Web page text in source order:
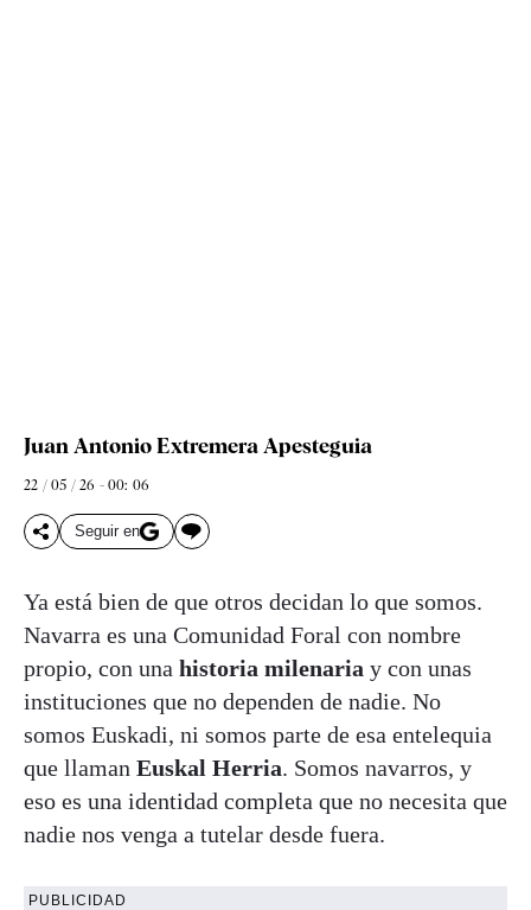
Juan Antonio Extremera Apesteguia
22 / 05 / 26 - 00: 06
Seguir en
Ya está bien de que otros decidan lo que somos.
Navarra es una Comunidad Foral con nombre
propio, con una historia milenaria y con unas
instituciones que no dependen de nadie. No
somos Euskadi, ni somos parte de esa entelequia
que llaman Euskal Herria. Somos navarros, y
eso es una identidad completa que no necesita que
nadie nos venga a tutelar desde fuera.
PUBLICIDAD